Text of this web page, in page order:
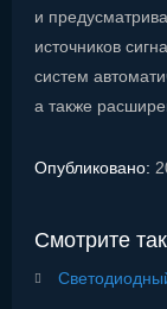
и
источников
систем
а также
Опубликовано:
Смотрите